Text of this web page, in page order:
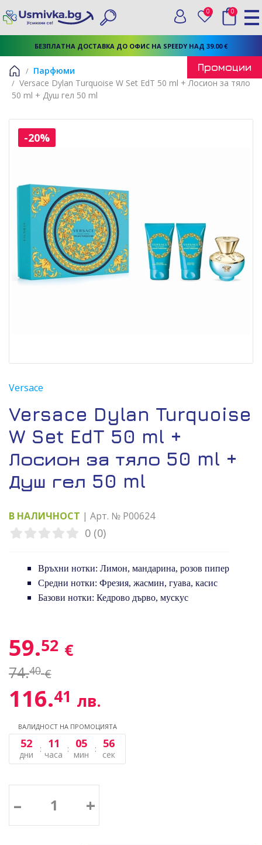
БЕЗПЛАТНА ДОСТАВКА ДО ОФИС НА SPEEDY НАД 39.00 €
Търси
Вход
0 Любими
0
Начало
Парфюми
Versace Dylan Turquoise W Set EdT 50 ml + Лосион за тяло
50 ml + Душ гел 50 ml
-20%
Versace
Versace Dylan Turquoise
W Set EdT 50 ml +
Лосион за тяло 50 ml +
Душ гел 50 ml
В НАЛИЧНОСТ | Арт. № P00624
0 (0)
Връхни нотки: Лимон, мандарина, розов пипер
Средни нотки: Фрезия, жасмин, гуава, касис
Базови нотки: Кедрово дърво, мускус
59.52 €
74.40 €
116.41 лв.
ВАЛИДНОСТ НА ПРОМОЦИЯТА
52
дни
11
часа
05
мин
56
сек
– +
Промоции